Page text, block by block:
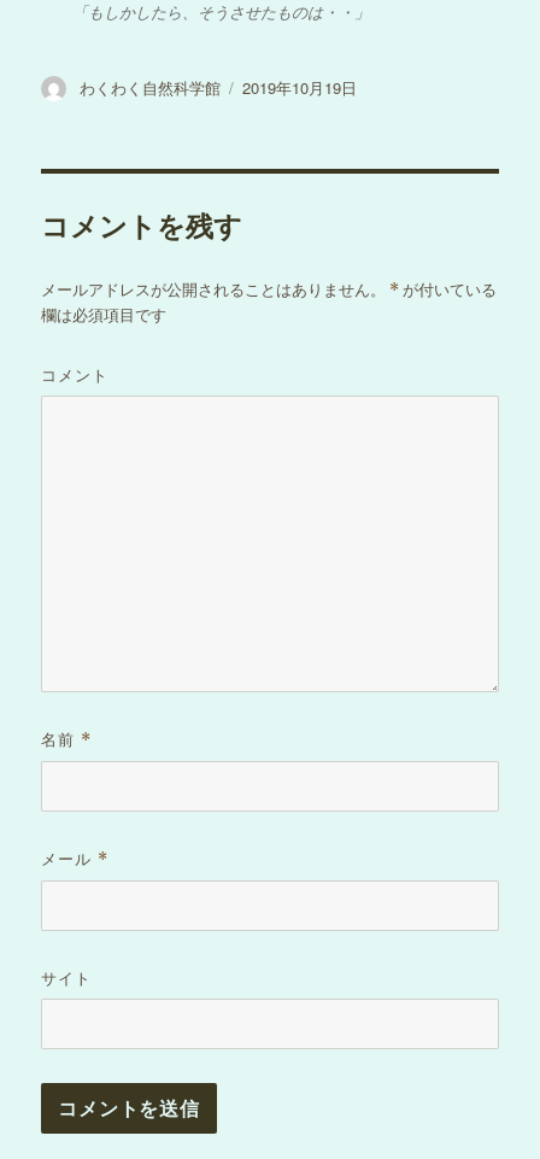
「もしかしたら、そうさせたものは・・」
投
わくわく自然科学館
投
2019年10月19日
コメントを残す
メールアドレスが公開されることはありません。 *が付いている
欄は必須項目です
コメント
名前 *
メール *
サイト